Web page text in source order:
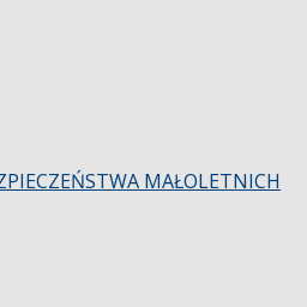
MAŁOLETNICH